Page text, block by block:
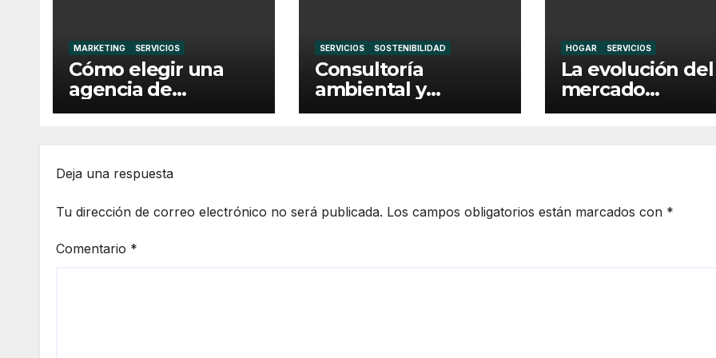
MARKETING SERVICIOS
Cómo elegir una
agencia de
desarrollo web para
SERVICIOS SOSTENIBILIDAD
Consultoría
ambiental y
reporting
HOGAR SERVICIOS
La evolución del
mercado
inmobiliario en
Deja una respuesta
Tu dirección de correo electrónico no será publicada. Los campos obligatorios están marcados con *
Comentario *